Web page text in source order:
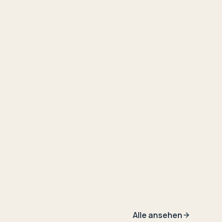
Alle ansehen